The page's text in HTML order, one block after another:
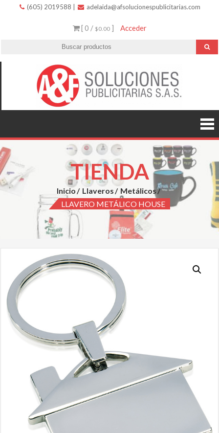
(605) 2019588 adelaida@afsolucionespublicitarias.com
[ 0 / $0.00] Acceder
TIENDA
Inicio Llaveros
Metálicos
LLAVERO METÁLICO HOUSE